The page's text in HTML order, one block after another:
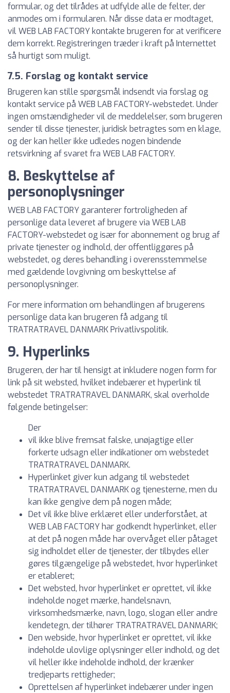
formular, og det tilrådes at udfylde alle de felter, der
anmodes om i formularen. Når disse data er modtaget,
vil WEB LAB FACTORY kontakte brugeren for at verificere
dem korrekt. Registreringen træder i kraft på Internettet
så hurtigt som muligt.
7.5. Forslag og kontakt service
Brugeren kan stille spørgsmål indsendt via forslag og
kontakt service på WEB LAB FACTORY-webstedet. Under
ingen omstændigheder vil de meddelelser, som brugeren
sender til disse tjenester, juridisk betragtes som en klage,
og der kan heller ikke udledes nogen bindende
retsvirkning af svaret fra WEB LAB FACTORY.
8. Beskyttelse af
personoplysninger
WEB LAB FACTORY garanterer fortroligheden af
personlige data leveret af brugere via WEB LAB
FACTORY-webstedet og især for abonnement og brug af
private tjenester og indhold, der offentliggøres på
webstedet, og deres behandling i overensstemmelse
med gældende lovgivning om beskyttelse af
personoplysninger.
For mere information om behandlingen af brugerens
personlige data kan brugeren få adgang til
TRATRATRAVEL DANMARK Privatlivspolitik.
9. Hyperlinks
Brugeren, der har til hensigt at inkludere nogen form for
link på sit websted, hvilket indebærer et hyperlink til
webstedet TRATRATRAVEL DANMARK, skal overholde
følgende betingelser:
Der
vil ikke blive fremsat falske, unøjagtige eller
forkerte udsagn eller indikationer om webstedet
TRATRATRAVEL DANMARK.
Hyperlinket giver kun adgang til webstedet
TRATRATRAVEL DANMARK og tjenesterne, men du
kan ikke gengive dem på nogen måde;
Det vil ikke blive erklæret eller underforstået, at
WEB LAB FACTORY har godkendt hyperlinket, eller
at det på nogen måde har overvåget eller påtaget
sig indholdet eller de tjenester, der tilbydes eller
gøres tilgængelige på webstedet, hvor hyperlinket
er etableret;
Det websted, hvor hyperlinket er oprettet, vil ikke
indeholde noget mærke, handelsnavn,
virksomhedsmærke, navn, logo, slogan eller andre
kendetegn, der tilhører TRATRATRAVEL DANMARK;
Den webside, hvor hyperlinket er oprettet, vil ikke
indeholde ulovlige oplysninger eller indhold, og det
vil heller ikke indeholde indhold, der krænker
tredjeparts rettigheder;
Oprettelsen af hyperlinket indebærer under ingen